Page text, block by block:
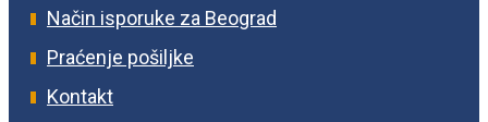
Način isporuke za Beograd
Praćenje pošiljke
Kontakt